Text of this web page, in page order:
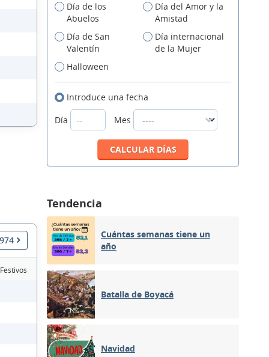
Día de los
Abuelos
Día del Amor y la
Amistad
Día de San
Valentín
Día internacional
de la Mujer
Halloween
Introduce una fecha
Día
Mes
Tendencia
Cuántas semanas tiene un
año
Batalla de Boyacá
Navidad